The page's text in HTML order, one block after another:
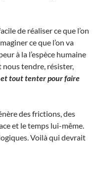
de réaliser ce que l’on
ce que l’on va
à la l’espèce humaine
tendre, résister,
tout tenter pour faire
des frictions, des
et le temps lui-même.
Voilà qui devrait